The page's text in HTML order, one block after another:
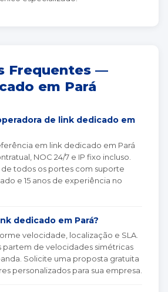
Frequentes —
em Pará
de link dedicado em
em link dedicado em Pará
NOC 24/7 e IP fixo incluso.
todos os portes com suporte
e 15 anos de experiência no
dedicado em Pará?
velocidade, localização e SLA.
partem de velocidades simétricas
Solicite uma proposta gratuita
personalizados para sua empresa.